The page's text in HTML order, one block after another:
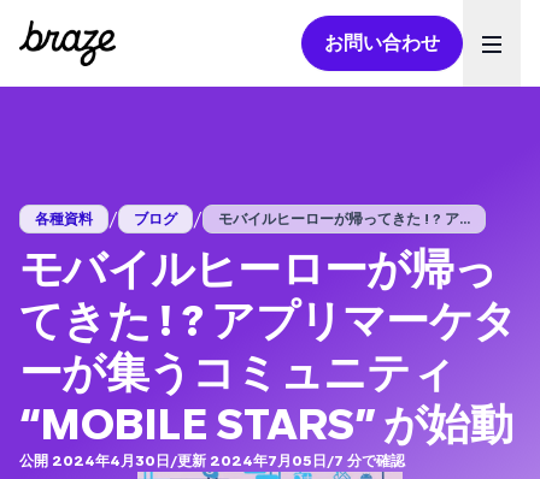
お問い合わせ
各種資料 / ブログ / モバイルヒーローが帰ってきた ! ? ア...
モバイルヒーローが帰っ
てきた ! ? アプリマーケタ
ーが集うコミュニティ
“MOBILE STARS” が始動
公開 2024年4月30日/更新 2024年7月05日/7 分で確認